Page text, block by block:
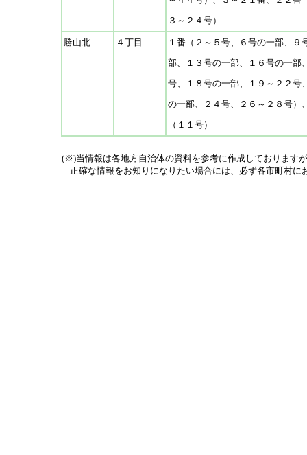
３～２４号）
勝山北 ４丁目
１番（２～５号、６号の一部、９
部、１３号の一部、１６号の一部
号、１８号の一部、１９～２２号
の一部、２４号、２６～２８号）
（１１号）
(※)当情報は各地方自治体の資料を参考に作成しております
正確な情報をお知りになりたい場合には、必ず各市町村に